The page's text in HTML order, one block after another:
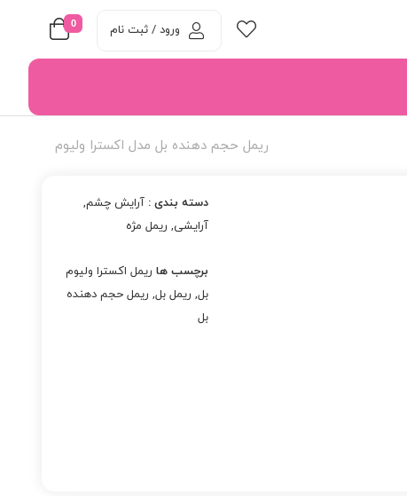
0 ورود / ثبت نام
ریمل حجم دهنده بل مدل اکسترا ولیوم
دسته بندی :آرایش چشم,
آرایشی, ریمل مژه
برچسب ها ریمل اکسترا ولیوم
بل, ریمل بل, ریمل حجم دهنده
بل